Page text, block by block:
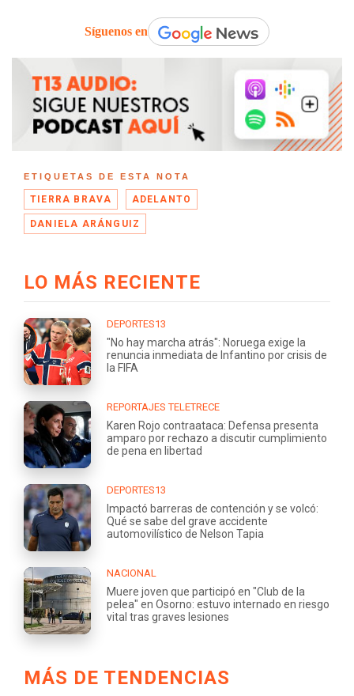
Síguenos en
ETIQUETAS DE ESTA NOTA
TIERRA BRAVA ADELANTO
DANIELA ARÁNGUIZ
LO MÁS RECIENTE
DEPORTES13
"No hay marcha atrás": Noruega exige la
renuncia inmediata de Infantino por crisis de
la FIFA
REPORTAJES TELETRECE
Karen Rojo contraataca: Defensa presenta
amparo por rechazo a discutir cumplimiento
de pena en libertad
DEPORTES13
Impactó barreras de contención y se volcó:
Qué se sabe del grave accidente
automovilístico de Nelson Tapia
NACIONAL
Muere joven que participó en "Club de la
pelea" en Osorno: estuvo internado en riesgo
vital tras graves lesiones
MÁS DE TENDENCIAS